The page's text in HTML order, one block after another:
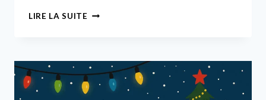
LIRE LA SUITEUN
NORDIQUE